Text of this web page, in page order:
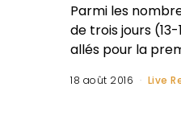
Parmi les
de trois jours
allés pour la
18 août 2016 Live